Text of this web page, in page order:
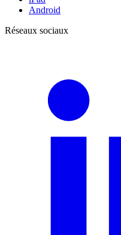
Android
Réseaux sociaux